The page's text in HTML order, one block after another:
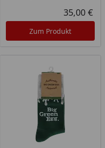
Preis 35,00 €
Zum Produkt